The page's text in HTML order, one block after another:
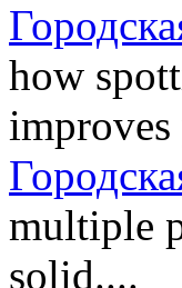
how
improves
multiple
solid....